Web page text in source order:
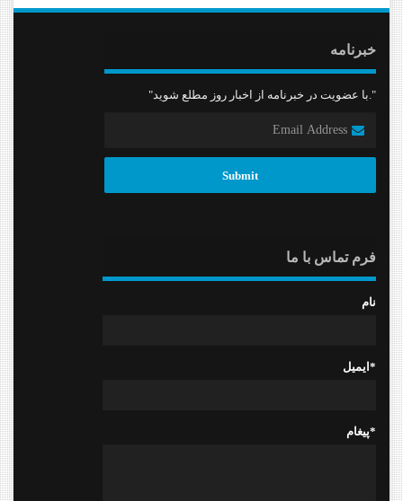
خبرنامه
"با عضویت در خبرنامه از اخبار روز مطلع شوید."
فرم تماس با ما
نام
ایمیل*
پیغام*